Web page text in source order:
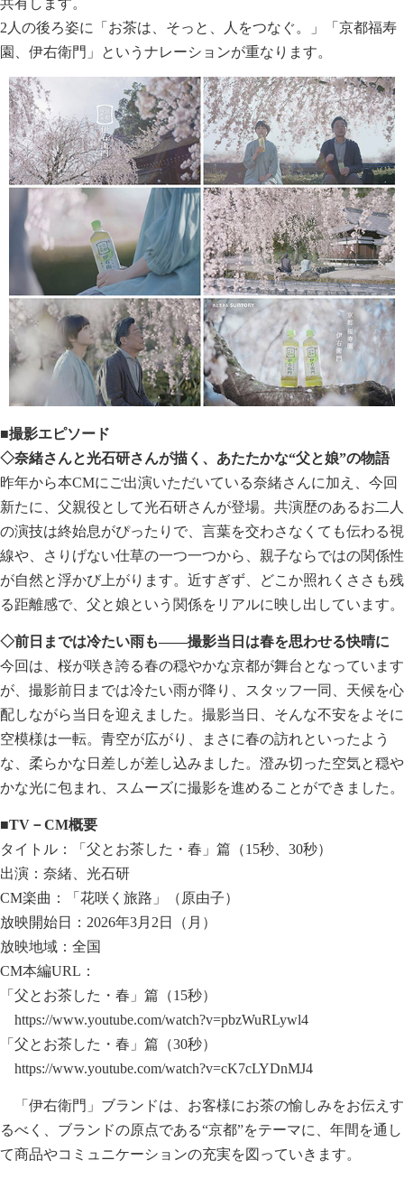
共有します。
2人の後ろ姿に「お茶は、そっと、人をつなぐ。」「京都福寿
園、伊右衛門」というナレーションが重なります。
■撮影エピソード
◇奈緒さんと光石研さんが描く、あたたかな“父と娘”の物語
昨年から本CMにご出演いただいている奈緒さんに加え、今回
新たに、父親役として光石研さんが登場。共演歴のあるお二人
の演技は終始息がぴったりで、言葉を交わさなくても伝わる視
線や、さりげない仕草の一つ一つから、親子ならではの関係性
が自然と浮かび上がります。近すぎず、どこか照れくささも残
る距離感で、父と娘という関係をリアルに映し出しています。
◇前日までは冷たい雨も――撮影当日は春を思わせる快晴に
今回は、桜が咲き誇る春の穏やかな京都が舞台となっています
が、撮影前日までは冷たい雨が降り、スタッフ一同、天候を心
配しながら当日を迎えました。撮影当日、そんな不安をよそに
空模様は一転。青空が広がり、まさに春の訪れといったよう
な、柔らかな日差しが差し込みました。澄み切った空気と穏や
かな光に包まれ、スムーズに撮影を進めることができました。
■TV－CM概要
タイトル：「父とお茶した・春」篇（15秒、30秒）
出演：奈緒、光石研
CM楽曲：「花咲く旅路」（原由子）
放映開始日：2026年3月2日（月）
放映地域：全国
CM本編URL：
「父とお茶した・春」篇（15秒）
https://www.youtube.com/watch?v=pbzWuRLywl4
「父とお茶した・春」篇（30秒）
https://www.youtube.com/watch?v=cK7cLYDnMJ4
「伊右衛門」ブランドは、お客様にお茶の愉しみをお伝えす
るべく、ブランドの原点である“京都”をテーマに、年間を通し
て商品やコミュニケーションの充実を図っていきます。